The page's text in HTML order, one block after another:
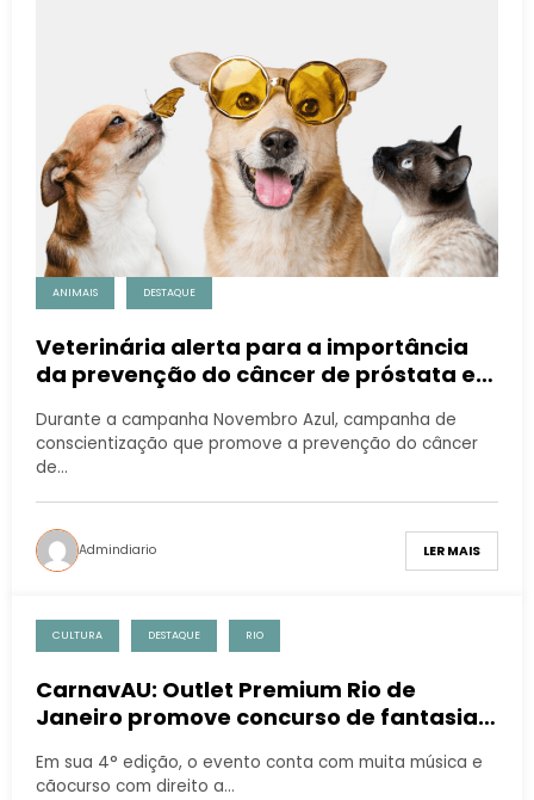
ANIMAIS DESTAQUE
Veterinária alerta para a importância
da prevenção do câncer de próstata em
Durante a campanha Novembro Azul, campanha de
conscientização que promove a prevenção do câncer
de…
Admindiario LER MAIS
CULTURA DESTAQUE RIO
CarnavAU: Outlet Premium Rio de
Janeiro promove concurso de fantasias
Em sua 4° edição, o evento conta com muita música e
cãocurso com direito a…